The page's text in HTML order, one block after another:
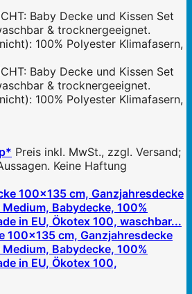
Baby Decke und Kissen Set
& trocknergeeignet.
100% Polyester Klimafasern,
Baby Decke und Kissen Set
& trocknergeeignet.
100% Polyester Klimafasern,
Preis inkl. MwSt., zzgl. Versand;
Keine Haftung
100x135 cm, Ganzjahresdecke
Babydecke, 100%
in EU, Ökotex 100,